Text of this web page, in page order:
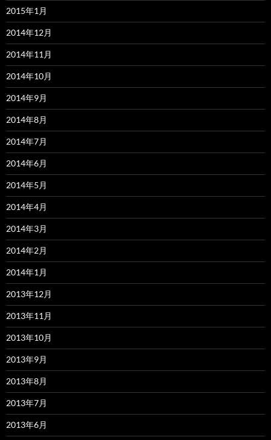
2015年1月
2014年12月
2014年11月
2014年10月
2014年9月
2014年8月
2014年7月
2014年6月
2014年5月
2014年4月
2014年3月
2014年2月
2014年1月
2013年12月
2013年11月
2013年10月
2013年9月
2013年8月
2013年7月
2013年6月